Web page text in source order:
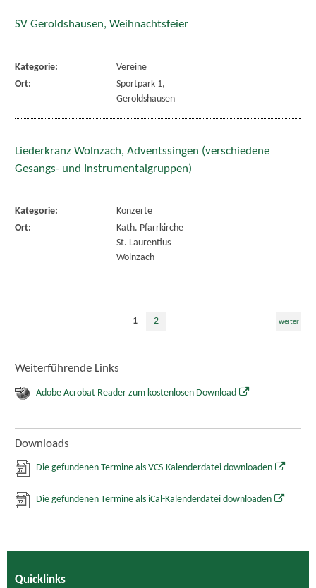
SV Geroldshausen, Weihnachtsfeier
Kategorie:
Vereine
Ort:
Sportpark 1,
Geroldshausen
Liederkranz Wolnzach, Adventssingen (verschiedene
Gesangs- und Instrumentalgruppen)
Kategorie:
Konzerte
Ort:
Kath. Pfarrkirche
St. Laurentius
Wolnzach
1 2 weiter
Weiterführende Links
Adobe Acrobat Reader zum kostenlosen Download
Downloads
Die gefundenen Termine als VCS-Kalenderdatei downloaden
Die gefundenen Termine als iCal-Kalenderdatei downloaden
Quicklinks